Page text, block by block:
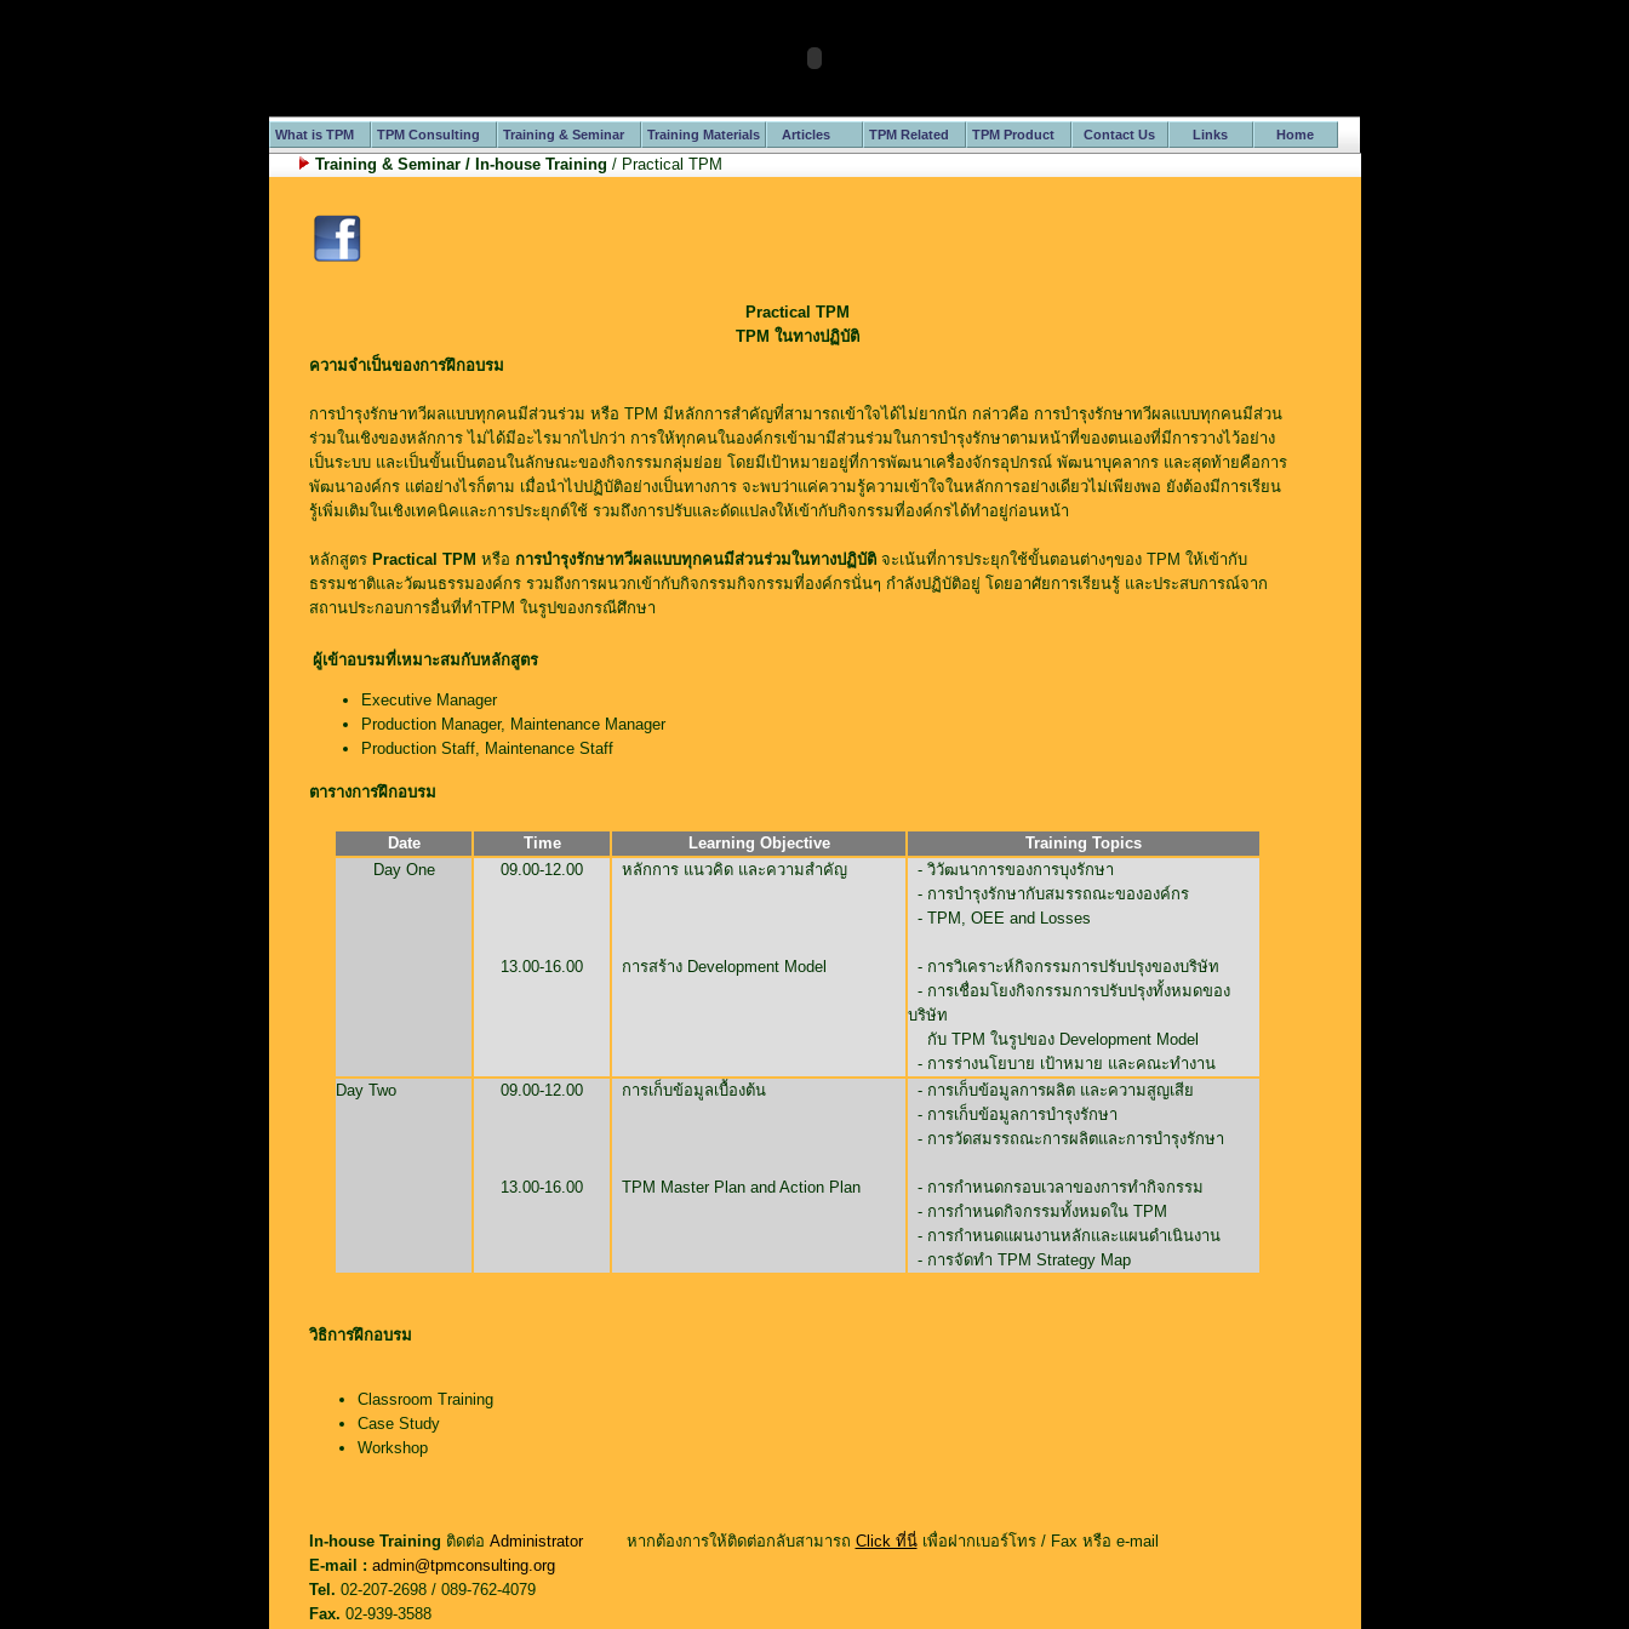
What is TPM TPM Consulting Training & Seminar Training Materials Articles TPM Related TPM Product Contact Us Links Home
Training & Seminar / In-house Training / Practical TPM
Practical TPM
TPM ในทางปฏิบัติ
ความจำเป็นของการฝึกอบรม
การบำรุงรักษาทวีผลแบบทุกคนมีส่วนร่วม หรือ TPM มีหลักการสำคัญที่สามารถเข้าใจได้ไม่ยากนัก กล่าวคือ การบำรุงรักษาทวีผลแบบทุกคนมีส่วน
ร่วมในเชิงของหลักการ ไม่ได้มีอะไรมากไปกว่า การให้ทุกคนในองค์กรเข้ามามีส่วนร่วมในการบำรุงรักษาตามหน้าที่ของตนเองที่มีการวางไว้อย่าง
เป็นระบบ และเป็นขั้นเป็นตอนในลักษณะของกิจกรรมกลุ่มย่อย โดยมีเป้าหมายอยู่ที่การพัฒนาเครื่องจักรอุปกรณ์ พัฒนาบุคลากร และสุดท้ายคือการ
พัฒนาองค์กร แต่อย่างไรก็ตาม เมื่อนำไปปฏิบัติอย่างเป็นทางการ จะพบว่าแค่ความรู้ความเข้าใจในหลักการอย่างเดียวไม่เพียงพอ ยังต้องมีการเรียน
รู้เพิ่มเติมในเชิงเทคนิคและการประยุกต์ใช้ รวมถึงการปรับและดัดแปลงให้เข้ากับกิจกรรมที่องค์กรได้ทำอยู่ก่อนหน้า
หลักสูตร Practical TPM หรือ การบำรุงรักษาทวีผลแบบทุกคนมีส่วนร่วมในทางปฏิบัติ จะเน้นที่การประยุกใช้ขั้นตอนต่างๆของ TPM ให้เข้ากับ
ธรรมชาติและวัฒนธรรมองค์กร รวมถึงการผนวกเข้ากับกิจกรรมกิจกรรมที่องค์กรนั่นๆ กำลังปฏิบัติอยู่ โดยอาศัยการเรียนรู้ และประสบการณ์จาก
สถานประกอบการอื่นที่ทำTPM ในรูปของกรณีศึกษา
ผู้เข้าอบรมที่เหมาะสมกับหลักสูตร
Executive Manager
Production Manager, Maintenance Manager
Production Staff, Maintenance Staff
ตารางการฝึกอบรม
Date Time Learning Objective
Training Topics
Day One
09.00-12.00
13.00-16.00
หลักการ แนวคิด และความสำคัญ
การสร้าง Development Model
- วิวัฒนาการของการบุงรักษา
- การบำรุงรักษากับสมรรถณะขององค์กร
- TPM, OEE and Losses
- การวิเคราะห์กิจกรรมการปรับปรุงของบริษัท
- การเชื่อมโยงกิจกรรมการปรับปรุงทั้งหมดของ
บริษัท
กับ TPM ในรูปของ Development Model
- การร่างนโยบาย เป้าหมาย และคณะทำงาน
Day Two
09.00-12.00
13.00-16.00
การเก็บข้อมูลเบื้องต้น
TPM Master Plan and Action Plan
- การเก็บข้อมูลการผลิต และความสูญเสีย
- การเก็บข้อมูลการบำรุงรักษา
- การวัดสมรรถณะการผลิตและการบำรุงรักษา
- การกำหนดกรอบเวลาของการทำกิจกรรม
- การกำหนดกิจกรรมทั้งหมดใน TPM
- การกำหนดแผนงานหลักและแผนดำเนินงาน
- การจัดทำ TPM Strategy Map
วิธิการฝึกอบรม
Classroom Training
Case Study
Workshop
In-house Training ติดต่อ Administratorหากต้องการให้ติดต่อกลับสามารถ Click ที่นี่เพื่อฝากเบอร์โทร / Fax หรือ e-mail
E-mail : admin@tpmconsulting.org
Tel. 02-207-2698 / 089-762-4079
Fax. 02-939-3588